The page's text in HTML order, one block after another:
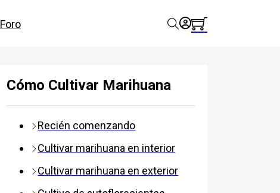
Foro
Cómo Cultivar Marihuana
Recién comenzando
Cultivar marihuana en interior
Cultivar marihuana en exterior